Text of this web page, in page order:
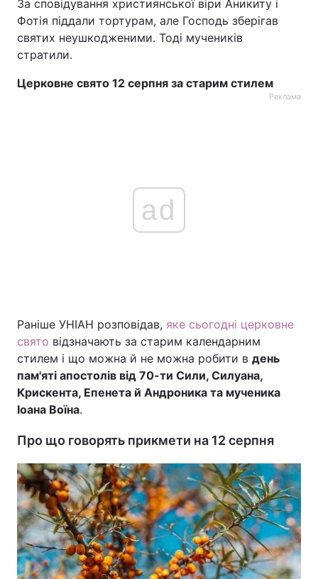
За сповідування християнської віри Аникиту і
Фотія піддали тортурам, але Господь зберігав
святих неушкодженими. Тоді мучеників
стратили.
Церковне свято 12 серпня за старим стилем
Реклама
ad
Раніше УНІАН розповідав, яке сьогодні церковне
свято відзначають за старим календарним
стилем і що можна й не можна робити в день
пам'яті апостолів від 70-ти Сили, Силуана,
Крискента, Епенета й Андроника та мученика
Іоана Воїна.
Про що говорять прикмети на 12 серпня